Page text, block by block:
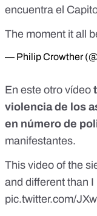
encuentra el
The moment it all
— Philip Crowther
En este otro vídeo
violencia de los
en número de
manifestantes.
This video of the
and different than I
pic.twitter.com/